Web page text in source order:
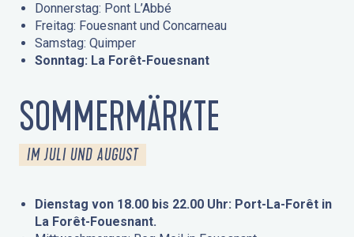
Donnerstag: Pont L’Abbé
Freitag: Fouesnant und Concarneau
Samstag: Quimper
Sonntag: La Forêt-Fouesnant
SOMMERMÄRKTE
IM JULI UND AUGUST
Dienstag von 18.00 bis 22.00 Uhr: Port-La-Forêt in
La Forêt-Fouesnant.